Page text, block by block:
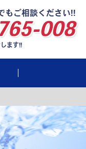
もご相談ください!!
008
ます!!